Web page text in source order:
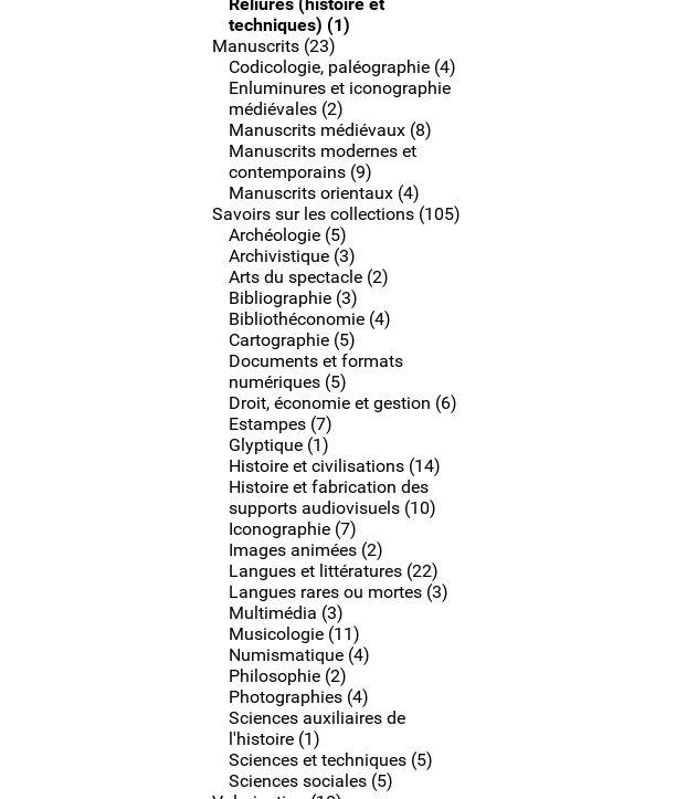
techniques) (1)
Manuscrits (23)
Codicologie, paléographie (4)
Enluminures et iconographie
médiévales (2)
Manuscrits médiévaux (8)
Manuscrits modernes et
contemporains (9)
Manuscrits orientaux (4)
Savoirs sur les collections (105)
Archéologie (5)
Archivistique (3)
Arts du spectacle (2)
Bibliographie (3)
Bibliothéconomie (4)
Cartographie (5)
Documents et formats
numériques (5)
Droit, économie et gestion (6)
Estampes (7)
Glyptique (1)
Histoire et civilisations (14)
Histoire et fabrication des
supports audiovisuels (10)
Iconographie (7)
Images animées (2)
Langues et littératures (22)
Langues rares ou mortes (3)
Multimédia (3)
Musicologie (11)
Numismatique (4)
Philosophie (2)
Photographies (4)
Sciences auxiliaires de
l'histoire (1)
Sciences et techniques (5)
Sciences sociales (5)